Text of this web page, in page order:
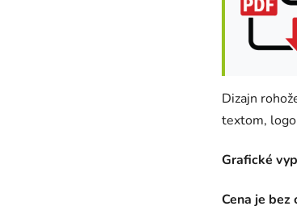
Dizajn
textom,
Grafické
Cena je